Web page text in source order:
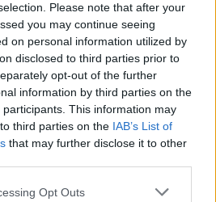
Please note that after your
you may continue seeing
on personal information utilized by
disclosed to third parties prior to
opt-out of the further
information by third parties on the
participants. This information may
third parties on the IAB’s List of
that may further disclose it to other
app uses one or more Google
Opt Outs